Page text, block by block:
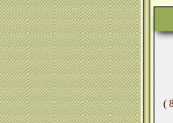
والإسرائيليات ( 8 )